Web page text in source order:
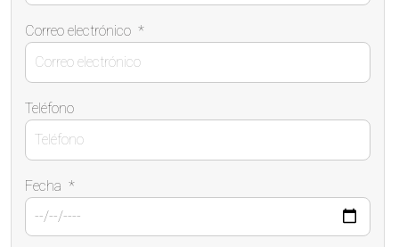
Correo electrónico *
Teléfono
Fecha *